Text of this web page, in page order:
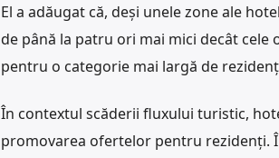
El a adăugat că, deși unele zone ale
de până la patru ori mai mici decât cele
pentru o categorie mai largă de
În contextul scăderii fluxului turistic,
promovarea ofertelor pentru rezidenți.